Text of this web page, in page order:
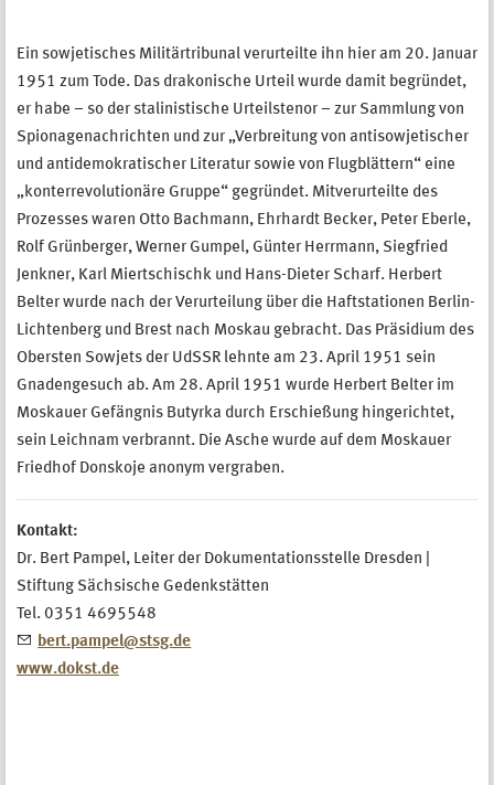
Ein sowjetisches Militärtribunal verurteilte ihn hier am 20. Januar
1951 zum Tode. Das drakonische Urteil wurde damit begründet,
er habe – so der stalinistische Urteilstenor – zur Sammlung von
Spionagenachrichten und zur „Verbreitung von antisowjetischer
und antidemokratischer Literatur sowie von Flugblättern“ eine
„konterrevolutionäre Gruppe“ gegründet. Mitverurteilte des
Prozesses waren Otto Bachmann, Ehrhardt Becker, Peter Eberle,
Rolf Grünberger, Werner Gumpel, Günter Herrmann, Siegfried
Jenkner, Karl Miertschischk und Hans-Dieter Scharf. Herbert
Belter wurde nach der Verurteilung über die Haftstationen Berlin-
Lichtenberg und Brest nach Moskau gebracht. Das Präsidium des
Obersten Sowjets der UdSSR lehnte am 23. April 1951 sein
Gnadengesuch ab. Am 28. April 1951 wurde Herbert Belter im
Moskauer Gefängnis Butyrka durch Erschießung hingerichtet,
sein Leichnam verbrannt. Die Asche wurde auf dem Moskauer
Friedhof Donskoje anonym vergraben.
Kontakt:
Dr. Bert Pampel, Leiter der Dokumentationsstelle Dresden |
Stiftung Sächsische Gedenkstätten
Tel. 0351 4695548
bert.pampel@stsg.de
www.dokst.de